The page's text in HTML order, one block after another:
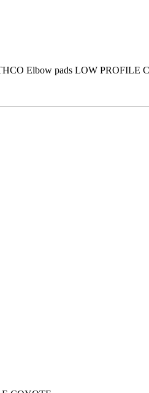
Elbow pads LOW PROFILE